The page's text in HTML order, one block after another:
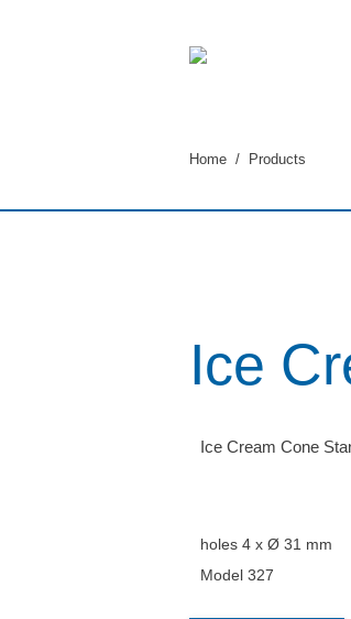
You are here:
Home Products
Ice
Ice Cream Cone
holes 4 x Ø 31 mm
Model 327